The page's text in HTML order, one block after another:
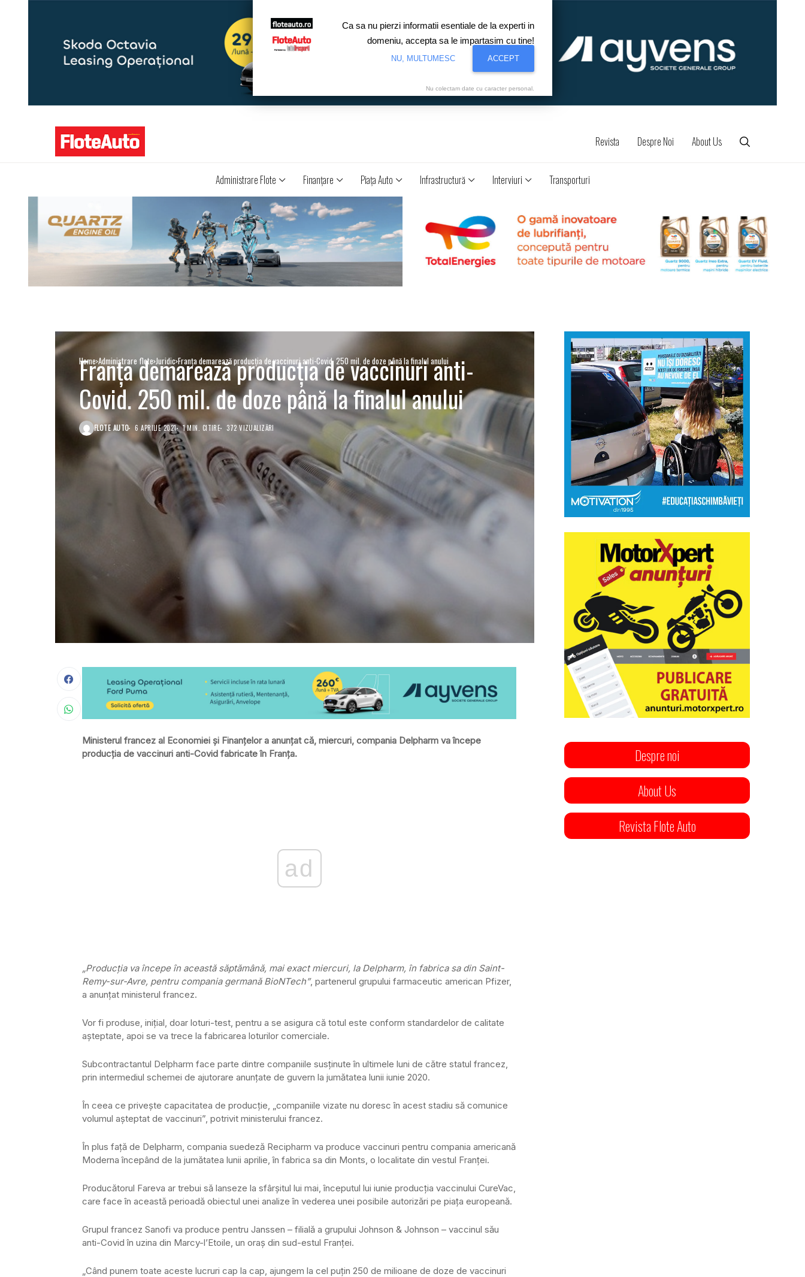
Revista Despre Noi About Us
Administrare Flote Finanţare Piaţa Auto Infrastructură Interviuri Transporturi
Home Administrare flote Juridic Franța demarează producția de vaccinuri anti-Covid. 250 mil. de doze până la finalul anului
Franța demarează producția de vaccinuri anti-
Covid. 250 mil. de doze până la finalul anului
FLOTE AUTO 6 APRILIE 2021 1 MIN. CITIRE 372 VIZUALIZĂRI
Ministerul francez al Economiei şi Finanţelor a anunțat că, miercuri, compania Delpharm va începe
producţia de vaccinuri anti-Covid fabricate în Franţa.
ad
„Producţia va începe în această săptămână, mai exact miercuri, la Delpharm, în fabrica sa din Saint-
Remy-sur-Avre, pentru compania germană BioNTech”, partenerul grupului farmaceutic american Pfizer,
a anunţat ministerul francez.
Vor fi produse, inițial, doar loturi-test, pentru a se asigura că totul este conform standardelor de calitate
aşteptate, apoi se va trece la fabricarea loturilor comerciale.
Subcontractantul Delpharm face parte dintre companiile susţinute în ultimele luni de către statul francez,
prin intermediul schemei de ajutorare anunţate de guvern la jumătatea lunii iunie 2020.
În ceea ce priveşte capacitatea de producţie, „companiile vizate nu doresc în acest stadiu să comunice
volumul aşteptat de vaccinuri”, potrivit ministerului francez.
În plus faţă de Delpharm, compania suedeză Recipharm va produce vaccinuri pentru compania americană
Moderna începând de la jumătatea lunii aprilie, în fabrica sa din Monts, o localitate din vestul Franţei.
Producătorul Fareva ar trebui să lanseze la sfârşitul lui mai, începutul lui iunie producţia vaccinului CureVac,
care face în această perioadă obiectul unei analize în vederea unei posibile autorizări pe piaţa europeană.
Grupul francez Sanofi va produce pentru Janssen – filială a grupului Johnson & Johnson – vaccinul său
anti-Covid în uzina din Marcy-l’Etoile, un oraş din sud-estul Franţei.
„Când punem toate aceste lucruri cap la cap, ajungem la cel puţin 250 de milioane de doze de vaccinuri
Despre noi
About Us
Revista Flote Auto
Ca sa nu pierzi informatii esentiale de la experti in
domeniu, accepta sa le impartasim cu tine!
NU, MULTUMESC ACCEPT
Nu colectam date cu caracter personal.